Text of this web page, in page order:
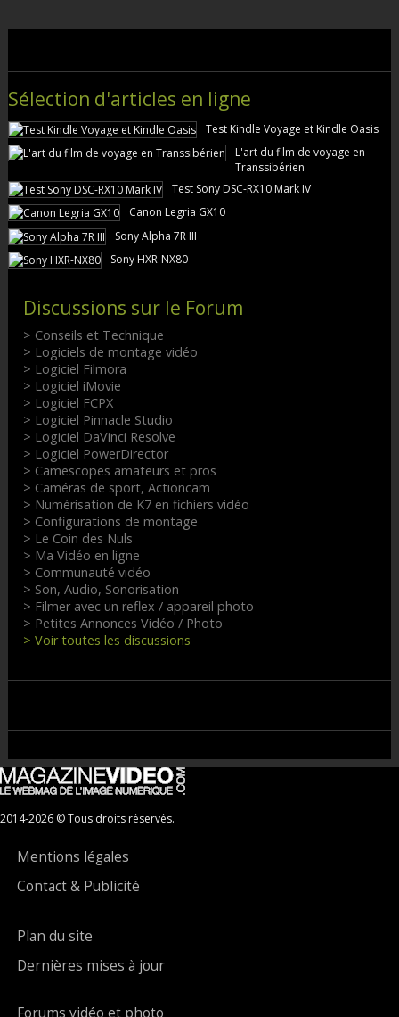
Sélection d'articles en ligne
Test Kindle Voyage et Kindle Oasis
L'art du film de voyage en
Transsibérien
Test Sony DSC-RX10 Mark IV
Canon Legria GX10
Sony Alpha 7R III
Sony HXR-NX80
Discussions sur le Forum
> Conseils et Technique
> Logiciels de montage vidéo
> Logiciel Filmora
> Logiciel iMovie
> Logiciel FCPX
> Logiciel Pinnacle Studio
> Logiciel DaVinci Resolve
> Logiciel PowerDirector
> Camescopes amateurs et pros
> Caméras de sport, Actioncam
> Numérisation de K7 en fichiers vidéo
> Configurations de montage
> Le Coin des Nuls
> Ma Vidéo en ligne
> Communauté vidéo
> Son, Audio, Sonorisation
> Filmer avec un reflex / appareil photo
> Petites Annonces Vidéo / Photo
> Voir toutes les discussions
2014-2026 © Tous droits réservés.
Mentions légales
Contact & Publicité
Plan du site
Dernières mises à jour